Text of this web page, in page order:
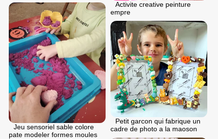
Activite creative peinture
empre
Jeu sensoriel sable colore
pate modeler formes moules
Petit garcon qui fabrique un
cadre de photo a la maoson